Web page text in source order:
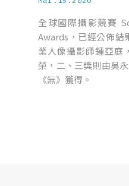
全球國際攝影競賽
Awards，已經公佈結
業人像攝影師鍾亞庭
榮，二、三獎則由吳
《無》獲得。